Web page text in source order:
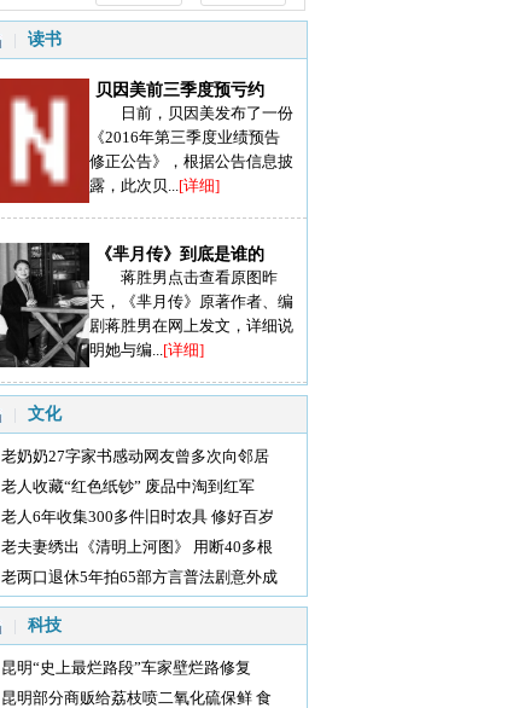
读书
贝因美前三季度预亏约
日前，贝因美发布了一份
《2016年第三季度业绩预告
修正公告》，根据公告信息披
露，此次贝...[详细]
《芈月传》到底是谁的
蒋胜男点击查看原图昨
天，《芈月传》原著作者、编
剧蒋胜男在网上发文，详细说
明她与编...[详细]
文化
老奶奶27字家书感动网友曾多次向邻居
老人收藏“红色纸钞” 废品中淘到红军
老人6年收集300多件旧时农具 修好百岁
老夫妻绣出《清明上河图》 用断40多根
老两口退休5年拍65部方言普法剧意外成
科技
昆明“史上最烂路段”车家壁烂路修复
昆明部分商贩给荔枝喷二氧化硫保鲜 食